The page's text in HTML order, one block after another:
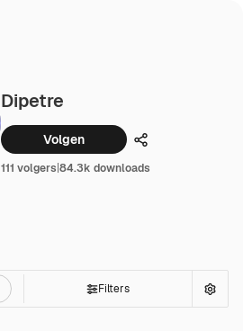
Dipetre
Volgen Delen
111 volgers|84.3k downloads
Filters